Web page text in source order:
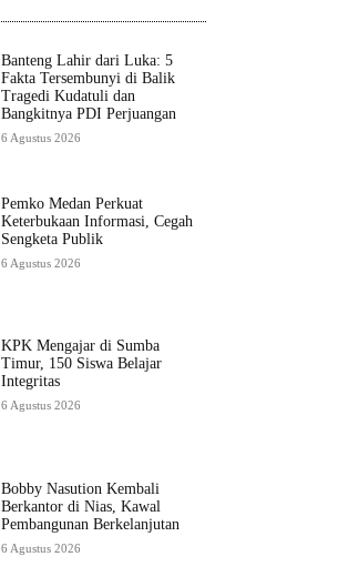
Banteng Lahir dari Luka: 5
Fakta Tersembunyi di Balik
Tragedi Kudatuli dan
Bangkitnya PDI Perjuangan
6 Agustus 2026
Pemko Medan Perkuat
Keterbukaan Informasi, Cegah
Sengketa Publik
6 Agustus 2026
KPK Mengajar di Sumba
Timur, 150 Siswa Belajar
Integritas
6 Agustus 2026
Bobby Nasution Kembali
Berkantor di Nias, Kawal
Pembangunan Berkelanjutan
6 Agustus 2026